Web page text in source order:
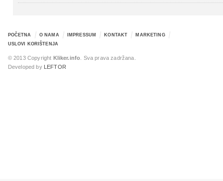
POČETNA O NAMA IMPRESSUM KONTAKT
MARKETING
USLOVI KORIŠTENJA
© 2013 Copyright Kliker.info . Sva prava zadržana.
Developed by
LEFTOR